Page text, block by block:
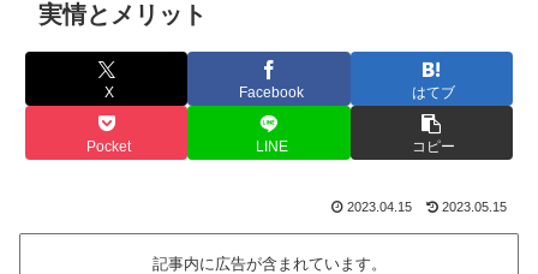
実情とメリット
X Facebook はてブ
Pocket LINE コピー
2023.04.15 2023.05.15
記事内に広告が含まれています。